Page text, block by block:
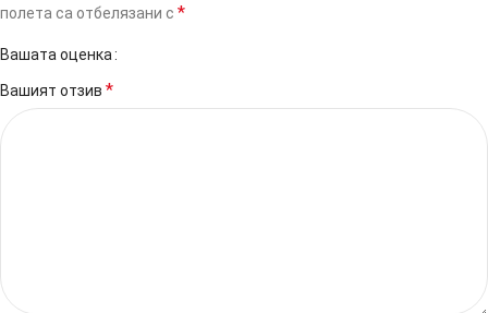
полета са отбелязани с *
Вашата оценка
Вашият отзив *